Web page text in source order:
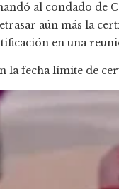
al condado de
aún más la
en una
la fecha límite de